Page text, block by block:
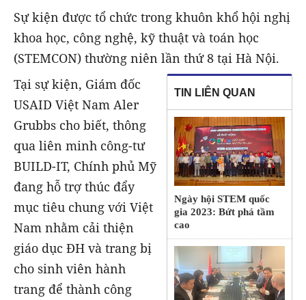
Sự kiện được tổ chức trong khuôn khổ hội nghị
khoa học, công nghệ, kỹ thuật và toán học
(STEMCON) thường niên lần thứ 8 tại Hà Nội.
TIN LIÊN QUAN
Ngày hội STEM quốc
gia 2023: Bứt phá tầm
cao
Tại sự kiện, Giám đốc
USAID Việt Nam Aler
Grubbs cho biết, thông
qua liên minh công-tư
BUILD-IT, Chính phủ Mỹ
đang hỗ trợ thúc đẩy
mục tiêu chung với Việt
Nam nhằm cải thiện
giáo dục ĐH và trang bị
cho sinh viên hành
trang để thành công